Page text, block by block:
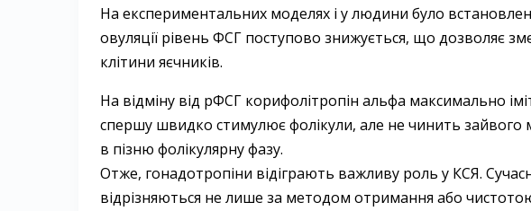
На експериментальних моделях і у людини було
овуляції рівень ФСГ поступово знижується, що дозволяє
клітини яєчників.
На відміну від рФСГ корифолітропін альфа максимально
спершу швидко стимулює фолікули, але не чинить зайвого
в пізню фолікулярну фазу.
Отже, гонадотропіни відіграють важливу роль у КСЯ.
відрізняються не лише за методом отримання або